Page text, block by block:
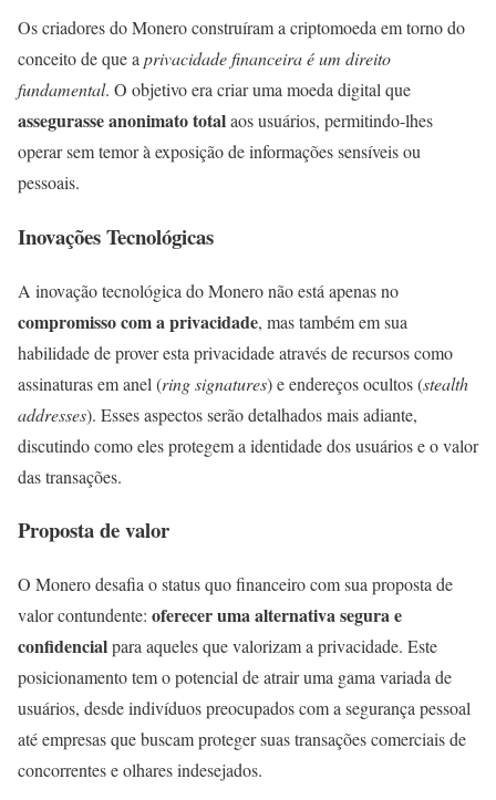
Os criadores do Monero construíram a criptomoeda em torno do
conceito de que aprivacidade financeira é um direito
fundamental. O objetivo era criar uma moeda digital que
assegurasse anonimato totalaos usuários, permitindo-lhes
operar sem temor à exposição de informações sensíveis ou
pessoais.
Inovações Tecnológicas
A inovação tecnológica do Monero não está apenas no
compromisso com a privacidade, mas também em sua
habilidade de prover esta privacidade através de recursos como
assinaturas em anel (ring signatures) e endereços ocultos (stealth
addresses). Esses aspectos serão detalhados mais adiante,
discutindo como eles protegem a identidade dos usuários e o valor
das transações.
Proposta de valor
O Monero desafia o status quo financeiro com sua proposta de
valor contundente: oferecer uma alternativa segura e
confidencialpara aqueles que valorizam a privacidade. Este
posicionamento tem o potencial de atrair uma gama variada de
usuários, desde indivíduos preocupados com a segurança pessoal
até empresas que buscam proteger suas transações comerciais de
concorrentes e olhares indesejados.